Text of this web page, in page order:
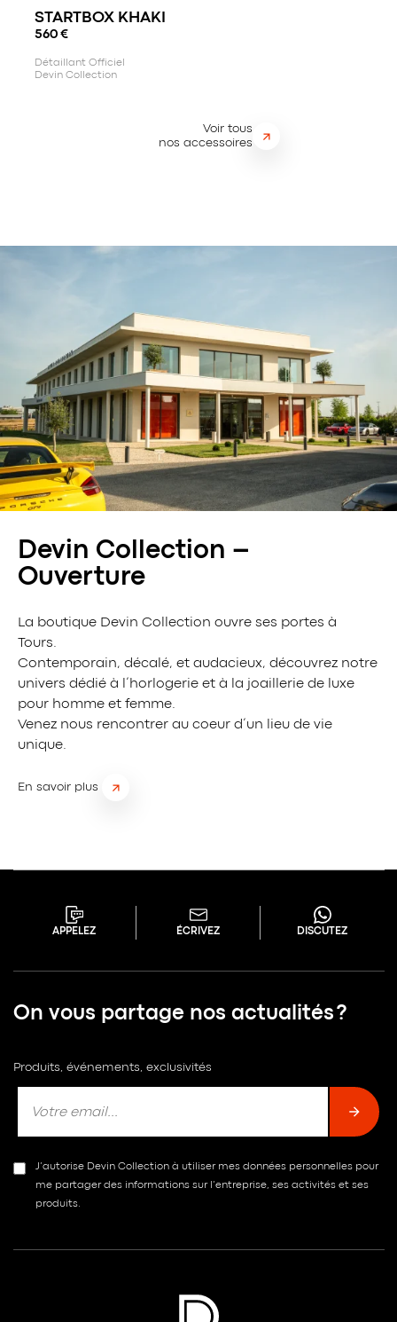
STARTBOX KHAKI
560 €
Détaillant Officiel
Devin Collection
Voir tous
nos accessoires
Devin Collection –
Ouverture
La boutique Devin Collection ouvre ses portes à
Tours.
Contemporain, décalé, et audacieux, découvrez notre
univers dédié à l’horlogerie et à la joaillerie de luxe
pour homme et femme.
Venez nous rencontrer au coeur d’un lieu de vie
unique.
En savoir plus
APPELEZ ÉCRIVEZ DISCUTEZ
On vous partage nos actualités ?
Produits, événements, exclusivités
J’autorise Devin Collection à utiliser mes données personnelles pour
me partager des informations sur l’entreprise, ses activités et ses
produits.